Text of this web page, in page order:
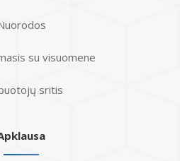
su visuomene
sritis